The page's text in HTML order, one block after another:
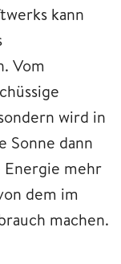
kann
Vom
wird in
Sonne dann
Energie mehr
dem im
machen.